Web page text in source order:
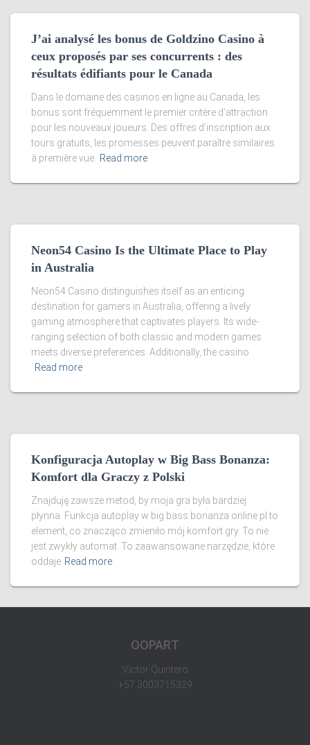
J’ai analysé les bonus de Goldzino Casino à
ceux proposés par ses concurrents : des
résultats édifiants pour le Canada
Dans le domaine des casinos en ligne au Canada, les
bonus sont fréquemment le premier critère d’attraction
pour les nouveaux joueurs. Des offres d’inscription aux
tours gratuits, les promesses peuvent paraître similaires
à première vue.
Read more
Neon54 Casino Is the Ultimate Place to Play
in Australia
Neon54 Casino distinguishes itself as an enticing
destination for gamers in Australia, offering a lively
gaming atmosphere that captivates players. Its wide-
ranging selection of both classic and modern games
meets diverse preferences. Additionally, the casino
Read more
Konfiguracja Autoplay w Big Bass Bonanza:
Komfort dla Graczy z Polski
Znajduję zawsze metod, by moja gra była bardziej
płynna. Funkcja autoplay w big bass bonanza online pl to
element, co znacząco zmieniło mój komfort gry. To nie
jest zwykły automat. To zaawansowane narzędzie, które
oddaje Read more
OOPART
Víctor Quintero
+57 3003715329